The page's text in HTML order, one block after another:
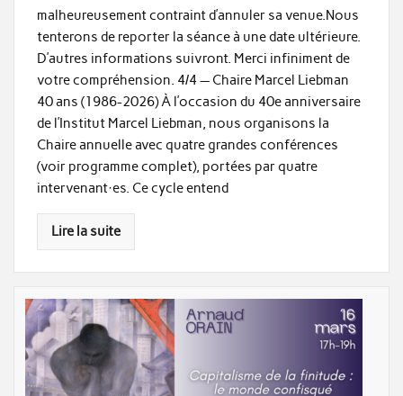
malheureusement contraint d’annuler sa venue.Nous
tenterons de reporter la séance à une date ultérieure.
D’autres informations suivront. Merci infiniment de
votre compréhension. 4/4 — Chaire Marcel Liebman
40 ans (1986-2026) À l’occasion du 40e anniversaire
de l’Institut Marcel Liebman, nous organisons la
Chaire annuelle avec quatre grandes conférences
(voir programme complet), portées par quatre
intervenant·es. Ce cycle entend
Lire la suite